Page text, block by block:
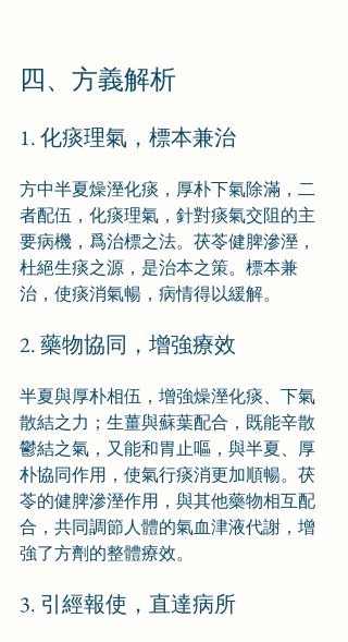
四、方義解析
1. 化痰理氣，標本兼治
方中半夏燥溼化痰，厚朴下氣除滿，二
者配伍，化痰理氣，針對痰氣交阻的主
要病機，爲治標之法。茯苓健脾滲溼，
杜絕生痰之源，是治本之策。標本兼
治，使痰消氣暢，病情得以緩解。
2. 藥物協同，增強療效
半夏與厚朴相伍，增強燥溼化痰、下氣
散結之力；生薑與蘇葉配合，既能辛散
鬱結之氣，又能和胃止嘔，與半夏、厚
朴協同作用，使氣行痰消更加順暢。茯
苓的健脾滲溼作用，與其他藥物相互配
合，共同調節人體的氣血津液代謝，增
強了方劑的整體療效。
3. 引經報使，直達病所